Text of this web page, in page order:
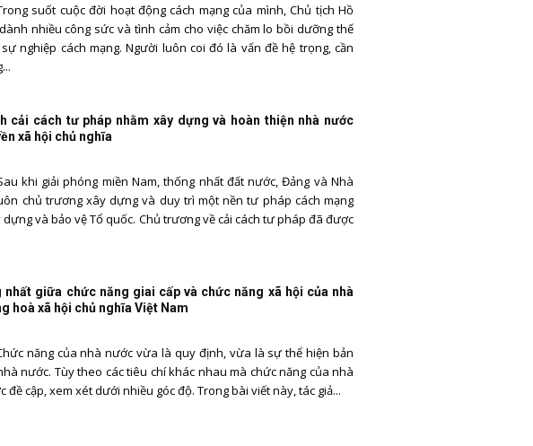
suốt cuộc đời hoạt động cách mạng của mình, Chủ tịch Hồ
nhiều công sức và tình cảm cho việc chăm lo bồi dưỡng thế
nghiệp cách mạng. Người luôn coi đó là vấn đề hệ trọng, cần
cải cách tư pháp nhằm xây dựng và hoàn thiện nhà nước
xã hội chủ nghĩa
khi giải phóng miền Nam, thống nhất đất nước, Đảng và Nhà
chủ trương xây dựng và duy trì một nền tư pháp cách mạng
và bảo vệ Tổ quốc. Chủ trương về cải cách tư pháp đã được
nhất giữa chức năng giai cấp và chức năng xã hội của nhà
hoà xã hội chủ nghĩa Việt Nam
năng của nhà nước vừa là quy định, vừa là sự thể hiện bản
nước. Tùy theo các tiêu chí khác nhau mà chức năng của nhà
đề cập, xem xét dưới nhiều góc độ. Trong bài viết này, tác giả...